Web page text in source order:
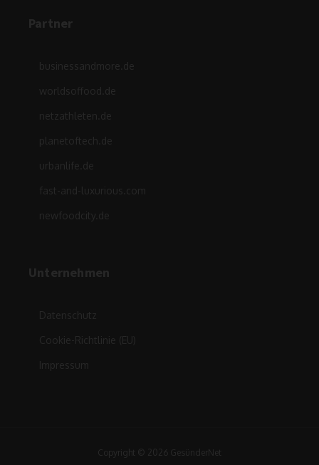
Partner
businessandmore.de
worldsoffood.de
netzathleten.de
planetoftech.de
urbanlife.de
fast-and-luxurious.com
newfoodcity.de
Unternehmen
Datenschutz
Cookie-Richtlinie (EU)
Impressum
Copyright © 2026 GesünderNet